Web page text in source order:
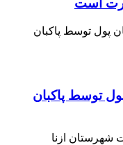
است
توسط پاکبان